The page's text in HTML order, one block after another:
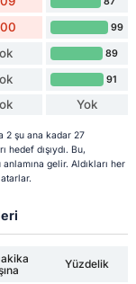
99
89
91
Yok
2 şu ana kadar 27
hedef dışıydı. Bu,
gelir. Aldıkları her
Yüzdelik